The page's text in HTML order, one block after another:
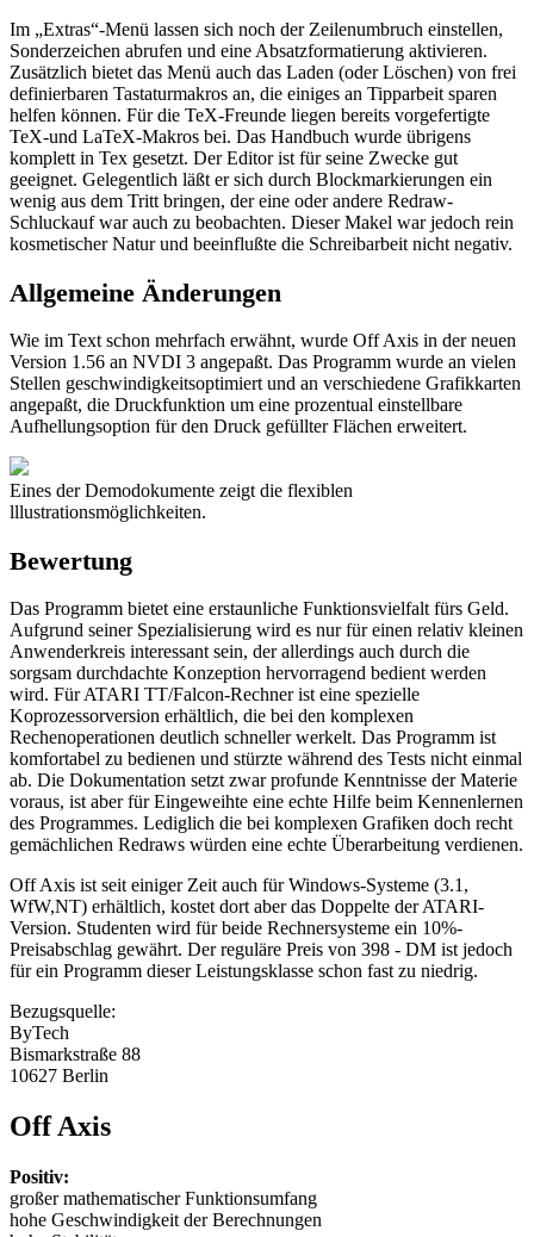
Im „Extras“-Menü lassen sich noch der Zeilenumbruch einstellen,
Sonderzeichen abrufen und eine Absatzformatierung aktivieren.
Zusätzlich bietet das Menü auch das Laden (oder Löschen) von frei
definierbaren Tastaturmakros an, die einiges an Tipparbeit sparen
helfen können. Für die TeX-Freunde liegen bereits vorgefertigte
TeX-und LaTeX-Makros bei. Das Handbuch wurde übrigens
komplett in Tex gesetzt. Der Editor ist für seine Zwecke gut
geeignet. Gelegentlich läßt er sich durch Blockmarkierungen ein
wenig aus dem Tritt bringen, der eine oder andere Redraw-
Schluckauf war auch zu beobachten. Dieser Makel war jedoch rein
kosmetischer Natur und beeinflußte die Schreibarbeit nicht negativ.
Allgemeine Änderungen
Wie im Text schon mehrfach erwähnt, wurde Off Axis in der neuen
Version 1.56 an NVDI 3 angepaßt. Das Programm wurde an vielen
Stellen geschwindigkeitsoptimiert und an verschiedene Grafikkarten
angepaßt, die Druckfunktion um eine prozentual einstellbare
Aufhellungsoption für den Druck gefüllter Flächen erweitert.
Eines der Demodokumente zeigt die flexiblen
lllustrationsmöglichkeiten.
Bewertung
Das Programm bietet eine erstaunliche Funktionsvielfalt fürs Geld.
Aufgrund seiner Spezialisierung wird es nur für einen relativ kleinen
Anwenderkreis interessant sein, der allerdings auch durch die
sorgsam durchdachte Konzeption hervorragend bedient werden
wird. Für ATARI TT/Falcon-Rechner ist eine spezielle
Koprozessorversion erhältlich, die bei den komplexen
Rechenoperationen deutlich schneller werkelt. Das Programm ist
komfortabel zu bedienen und stürzte während des Tests nicht einmal
ab. Die Dokumentation setzt zwar profunde Kenntnisse der Materie
voraus, ist aber für Eingeweihte eine echte Hilfe beim Kennenlernen
des Programmes. Lediglich die bei komplexen Grafiken doch recht
gemächlichen Redraws würden eine echte Überarbeitung verdienen.
Off Axis ist seit einiger Zeit auch für Windows-Systeme (3.1,
WfW,NT) erhältlich, kostet dort aber das Doppelte der ATARI-
Version. Studenten wird für beide Rechnersysteme ein 10%-
Preisabschlag gewährt. Der reguläre Preis von 398 - DM ist jedoch
für ein Programm dieser Leistungsklasse schon fast zu niedrig.
Bezugsquelle:
ByTech
Bismarkstraße 88
10627 Berlin
Off Axis
Positiv:
großer mathematischer Funktionsumfang
hohe Geschwindigkeit der Berechnungen